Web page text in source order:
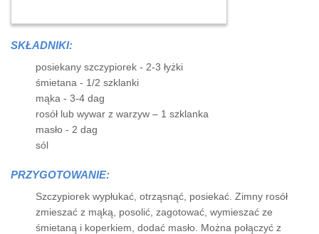
SKŁADNIKI:
posiekany szczypiorek - 2-3 łyżki
śmietana - 1/2 szklanki
mąka - 3-4 dag
rosół lub wywar z warzyw – 1 szklanka
masło - 2 dag
sól
PRZYGOTOWANIE:
Szczypiorek wypłukać, otrząsnąć, posiekać. Zimny rosół
zmieszać z mąką, posolić, zagotować, wymieszać ze
śmietaną i koperkiem, dodać masło. Można połączyć z